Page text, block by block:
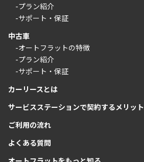
-プラン紹介
-サポート・保証
中古車
-オートフラットの特徴
-プラン紹介
-サポート・保証
カーリースとは
サービスステーションで契約するメリット
ご利用の流れ
よくある質問